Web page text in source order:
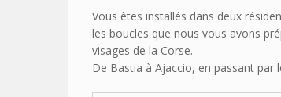
Vous êtes installés dans deux
les boucles que nous vous avons
visages de la Corse.
De Bastia à Ajaccio, en passant par